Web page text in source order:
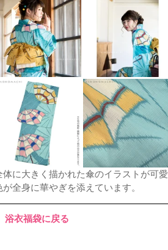
に大きく描かれた傘のイラストが可
全身に華やぎを添えています。
浴衣福袋に戻る